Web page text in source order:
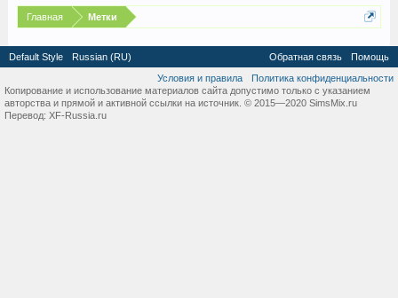
Главная Метки
Default Style Russian (RU) Обратная связь
Помощь
Условия и правила
Политика конфиденциальности
Копирование и использование материалов сайта допустимо только с указанием
авторства и прямой и активной ссылки на источник. © 2015—2020 SimsMix.ru
Перевод: XF-Russia.ru